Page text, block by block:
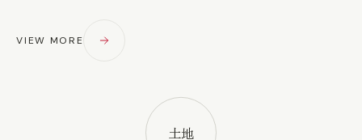
VIEW MORE
土地